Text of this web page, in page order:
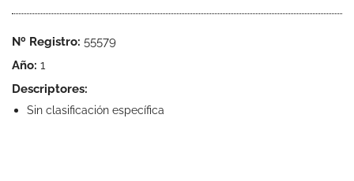
Nº Registro: 55579
Año: 1
Descriptores:
Sin clasificación específica